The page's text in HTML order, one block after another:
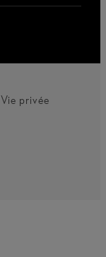
Vie privée